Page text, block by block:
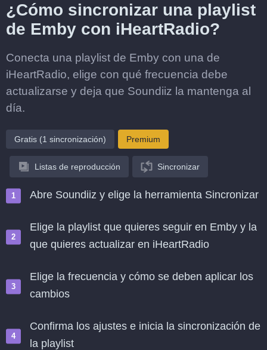
¿Cómo sincronizar una playlist
de Emby con iHeartRadio?
Conecta una playlist de Emby con una de
iHeartRadio, elige con qué frecuencia debe
actualizarse y deja que Soundiiz la mantenga al
día.
Gratis (1 sincronización) Premium
Listas de reproducción Sincronizar
Abre Soundiiz y elige la herramienta Sincronizar
Elige la playlist que quieres seguir en Emby y la
que quieres actualizar en iHeartRadio
Elige la frecuencia y cómo se deben aplicar los
cambios
Confirma los ajustes e inicia la sincronización de
la playlist